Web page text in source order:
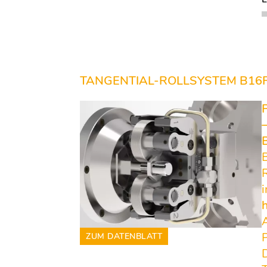
TANGENTIAL-ROLLSYSTEM
ZUM DATENBLATT